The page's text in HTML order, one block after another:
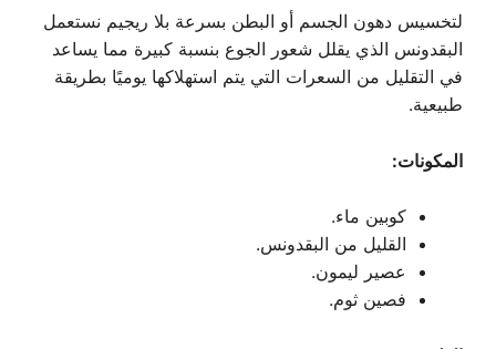
لتخسيس دهون الجسم أو البطن بسرعة بلا ريجيم نستعمل
البقدونس الذي يقلل شعور الجوع بنسبة كبيرة مما يساعد
في التقليل من السعرات التي يتم استهلاكها يوميًا بطريقة
طبيعية.
المكونات:
كوبين ماء.
القليل من البقدونس.
عصير ليمون.
فصين ثوم.